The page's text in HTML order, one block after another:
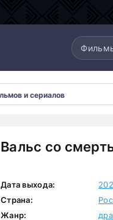
Вальс со
Дата выхода:
Страна:
Жанр: